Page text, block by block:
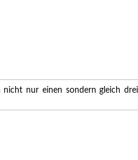
nur einen sondern gleich drei